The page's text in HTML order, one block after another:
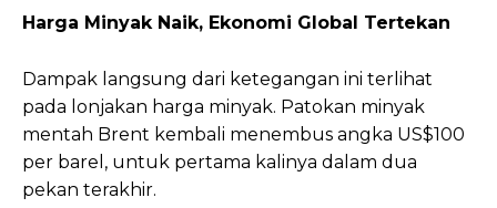
Harga Minyak Naik, Ekonomi Global Tertekan
Dampak langsung dari ketegangan ini terlihat
pada lonjakan harga minyak. Patokan minyak
mentah Brent kembali menembus angka US$100
per barel, untuk pertama kalinya dalam dua
pekan terakhir.